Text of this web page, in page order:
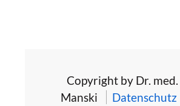
Copyright by Dr.
Manski
Datenschutz